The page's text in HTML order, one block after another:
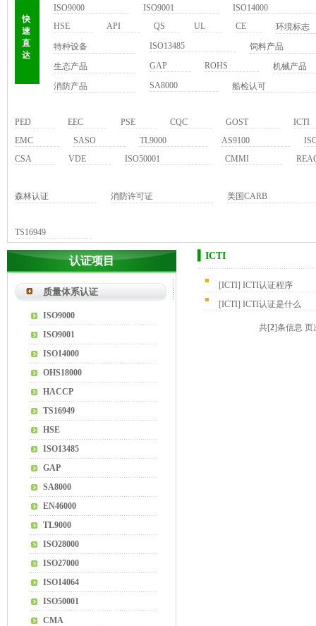
快
速
直
达
ISO9000 ISO9001
ISO14000
HSE
API QS UL CE
环境标志
特种设备
ISO13485
饲料产品
生态产品
GAP ROHS
机械产品
消防产品
SA8000 船检认可
PED EEC PSE CQC GOST
ICTI
EMC
SASO TL9000 AS9100
CSA
VDE ISO50001 CMMI
森林认证 消防许可证 美国CARB
TS16949
认证项目
质量体系认证
ISO9000
ISO9001
ISO14000
OHS18000
HACCP
TS16949
HSE
ISO13485
GAP
SA8000
EN46000
TL9000
ISO28000
ISO27000
ISO14064
ISO50001
CMA
▍ICTI
[ICTI] ICTI认证程序
[ICTI] ICTI认证是什么
共[2]条信息